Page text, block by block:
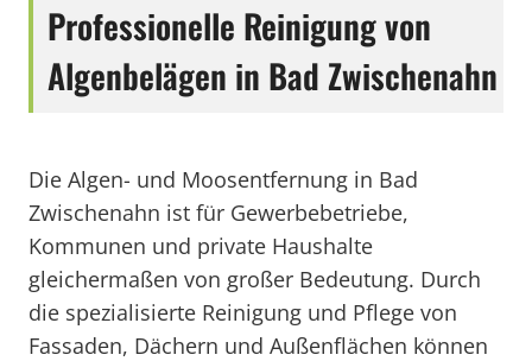
Professionelle Reinigung von
Algenbelägen in Bad Zwischenahn
Die Algen- und Moosentfernung in Bad
Zwischenahn ist für Gewerbebetriebe,
Kommunen und private Haushalte
gleichermaßen von großer Bedeutung. Durch
die spezialisierte Reinigung und Pflege von
Fassaden, Dächern und Außenflächen können